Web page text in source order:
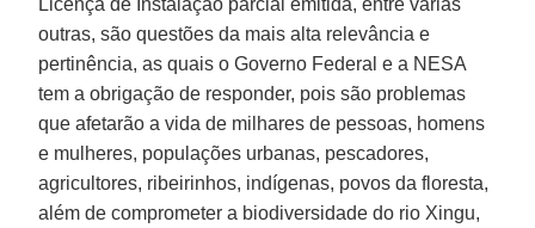
outras, são questões da mais alta relevância e
pertinência, as quais o Governo Federal e a NESA
tem a obrigação de responder, pois são problemas
que afetarão a vida de milhares de pessoas, homens
e mulheres, populações urbanas, pescadores,
agricultores, ribeirinhos, indígenas, povos da floresta,
além de comprometer a biodiversidade do rio Xingu,